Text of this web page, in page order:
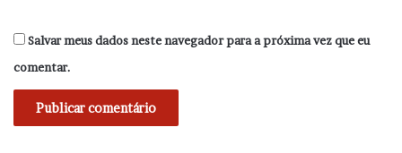
Salvar meus dados neste navegador para a próxima vez que eu
comentar.